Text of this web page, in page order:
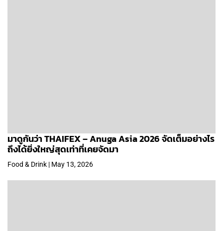
มาดูกันว่า THAIFEX – Anuga Asia 2026 จัดเต็มอย่างไร
ถึงได้ยิ่งใหญ่สุดเท่าที่เคยจัดมา
Food & Drink | May 13, 2026